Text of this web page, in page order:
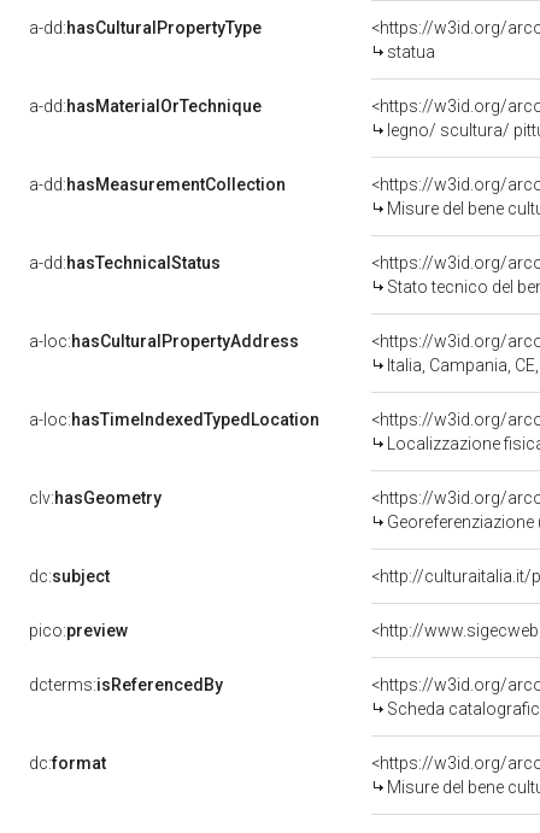
a-dd:hasCulturalPropertyType
<https://w3id.org/
statua
a-dd:hasMaterialOrTechnique
<https://w3id.org/
legno/ scultura/
a-dd:hasMeasurementCollection
<https://w3id.org/
Misure del bene
a-dd:hasTechnicalStatus
<https://w3id.org/
Stato tecnico del
a-loc:hasCulturalPropertyAddress
<https://w3id.org/
Italia, Campania,
a-loc:hasTimeIndexedTypedLocation
<https://w3id.org/
Localizzazione
clv:hasGeometry
<https://w3id.org/
dc:subject <http://culturaitalia.it/
pico:preview
dcterms:isReferencedBy
<https://w3id.org/
Scheda
dc:format
<https://w3id.org/
Misure del bene